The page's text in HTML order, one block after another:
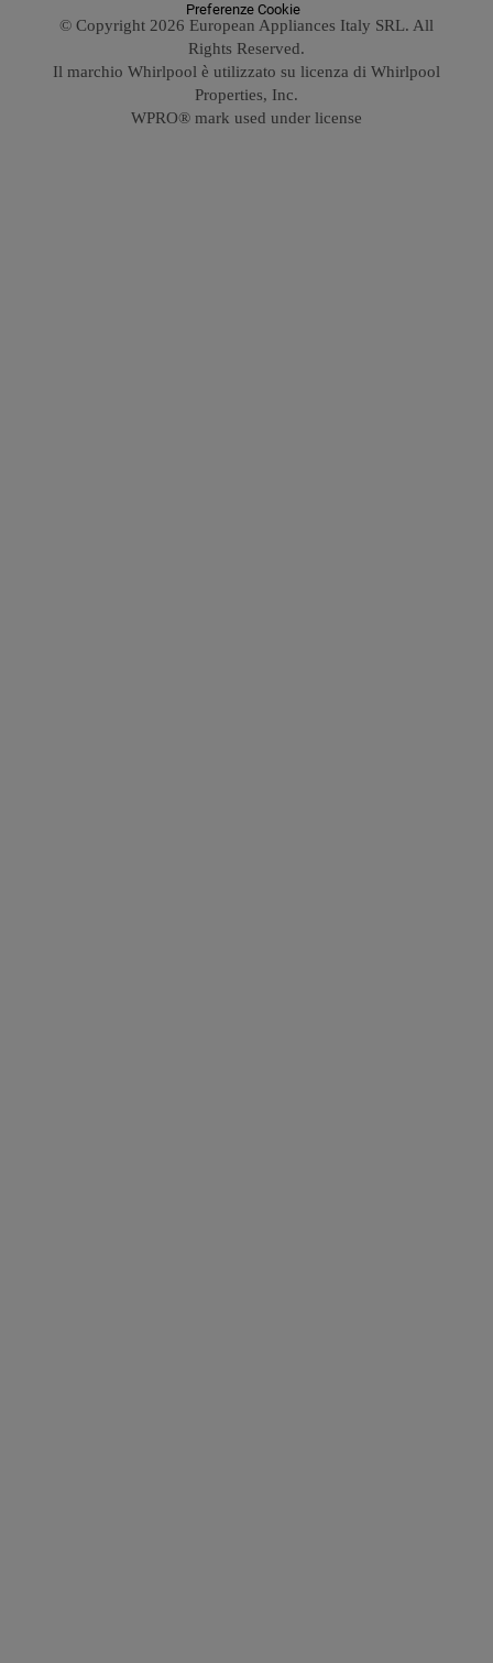
Preferenze Cookie
© Copyright 2026 European Appliances Italy SRL. All
Rights Reserved.
Il marchio Whirlpool è utilizzato su licenza di Whirlpool
Properties, Inc.
WPRO® mark used under license